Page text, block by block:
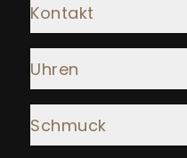
Kontakt
Adresse:
Juwelier Mühlbacher
93047 Regensburg
Uhren
Rolex
IWC Schaffhausen
Schmuck